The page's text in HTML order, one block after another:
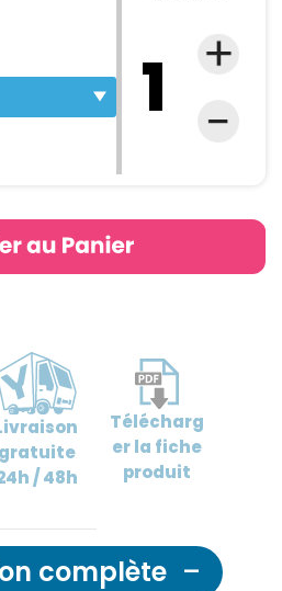
gratuite
/ 48h
Télécharg
erla fiche
produit
complète